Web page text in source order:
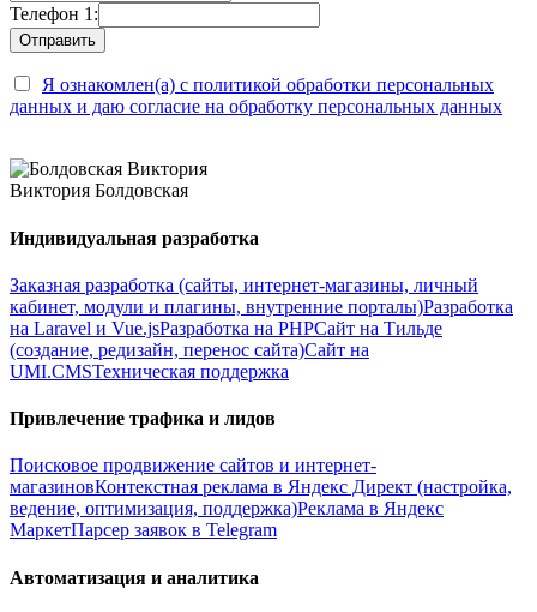
Телефон 1:
Я ознакомлен(а) с политикой обработки персональных
данных и даю согласие на обработку персональных данных
Виктория Болдовская
Индивидуальная разработка
Заказная разработка (сайты, интернет-магазины, личный
кабинет, модули и плагины, внутренние порталы)Разработка
на Laravel и Vue.jsРазработка на PHPСайт на Тильде
(создание, редизайн, перенос сайта)Сайт на
UMI.CMSТехническая поддержка
Привлечение трафика и лидов
Поисковое продвижение сайтов и интернет-
магазиновКонтекстная реклама в Яндекс Директ (настройка,
ведение, оптимизация, поддержка)Реклама в Яндекс
МаркетПарсер заявок в Telegram
Автоматизация и аналитика